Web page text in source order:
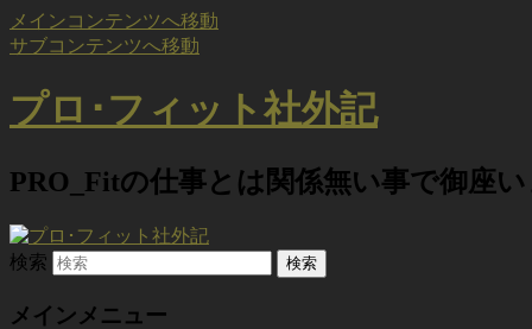
メインコンテンツへ移動
サブコンテンツへ移動
プロ･フィット社外記
PRO_Fitの仕事とは関係無い事で御座
検索
メインメニュー